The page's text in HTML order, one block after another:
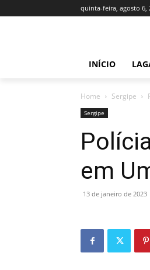
quinta-feira, agosto 6,
INÍCIO
Home Sergipe
Sergipe
em
13 de janeiro de 2023